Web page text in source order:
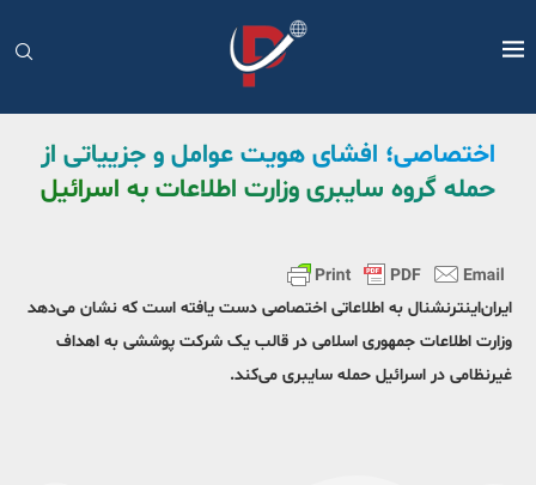
اختصاصی؛ افشای هویت عوامل و جزییاتی از
حمله گروه سایبری وزارت اطلاعات به اسرائیل
ایران‌اینترنشنال به اطلاعاتی اختصاصی دست یافته است که نشان می‌دهد
وزارت اطلاعات جمهوری اسلامی در قالب یک شرکت پوششی به اهداف
غیرنظامی در اسرائیل حمله سایبری می‌کند.